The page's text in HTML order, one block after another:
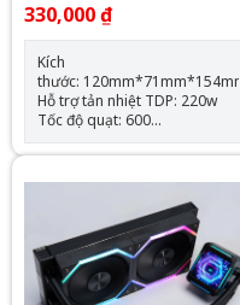
330,000 ₫
Kích
thước: 120mm*71mm*154mm
Hỗ trợ tản nhiệt TDP: 220w
Tốc độ quạt: 600
-1500RPM(±10%) Hỗ trợ
Socket LGA 1700 & AM5
Trang bị 4 ống đồng dẫn
nhiệt Quạt tản nhiệt: 120mm